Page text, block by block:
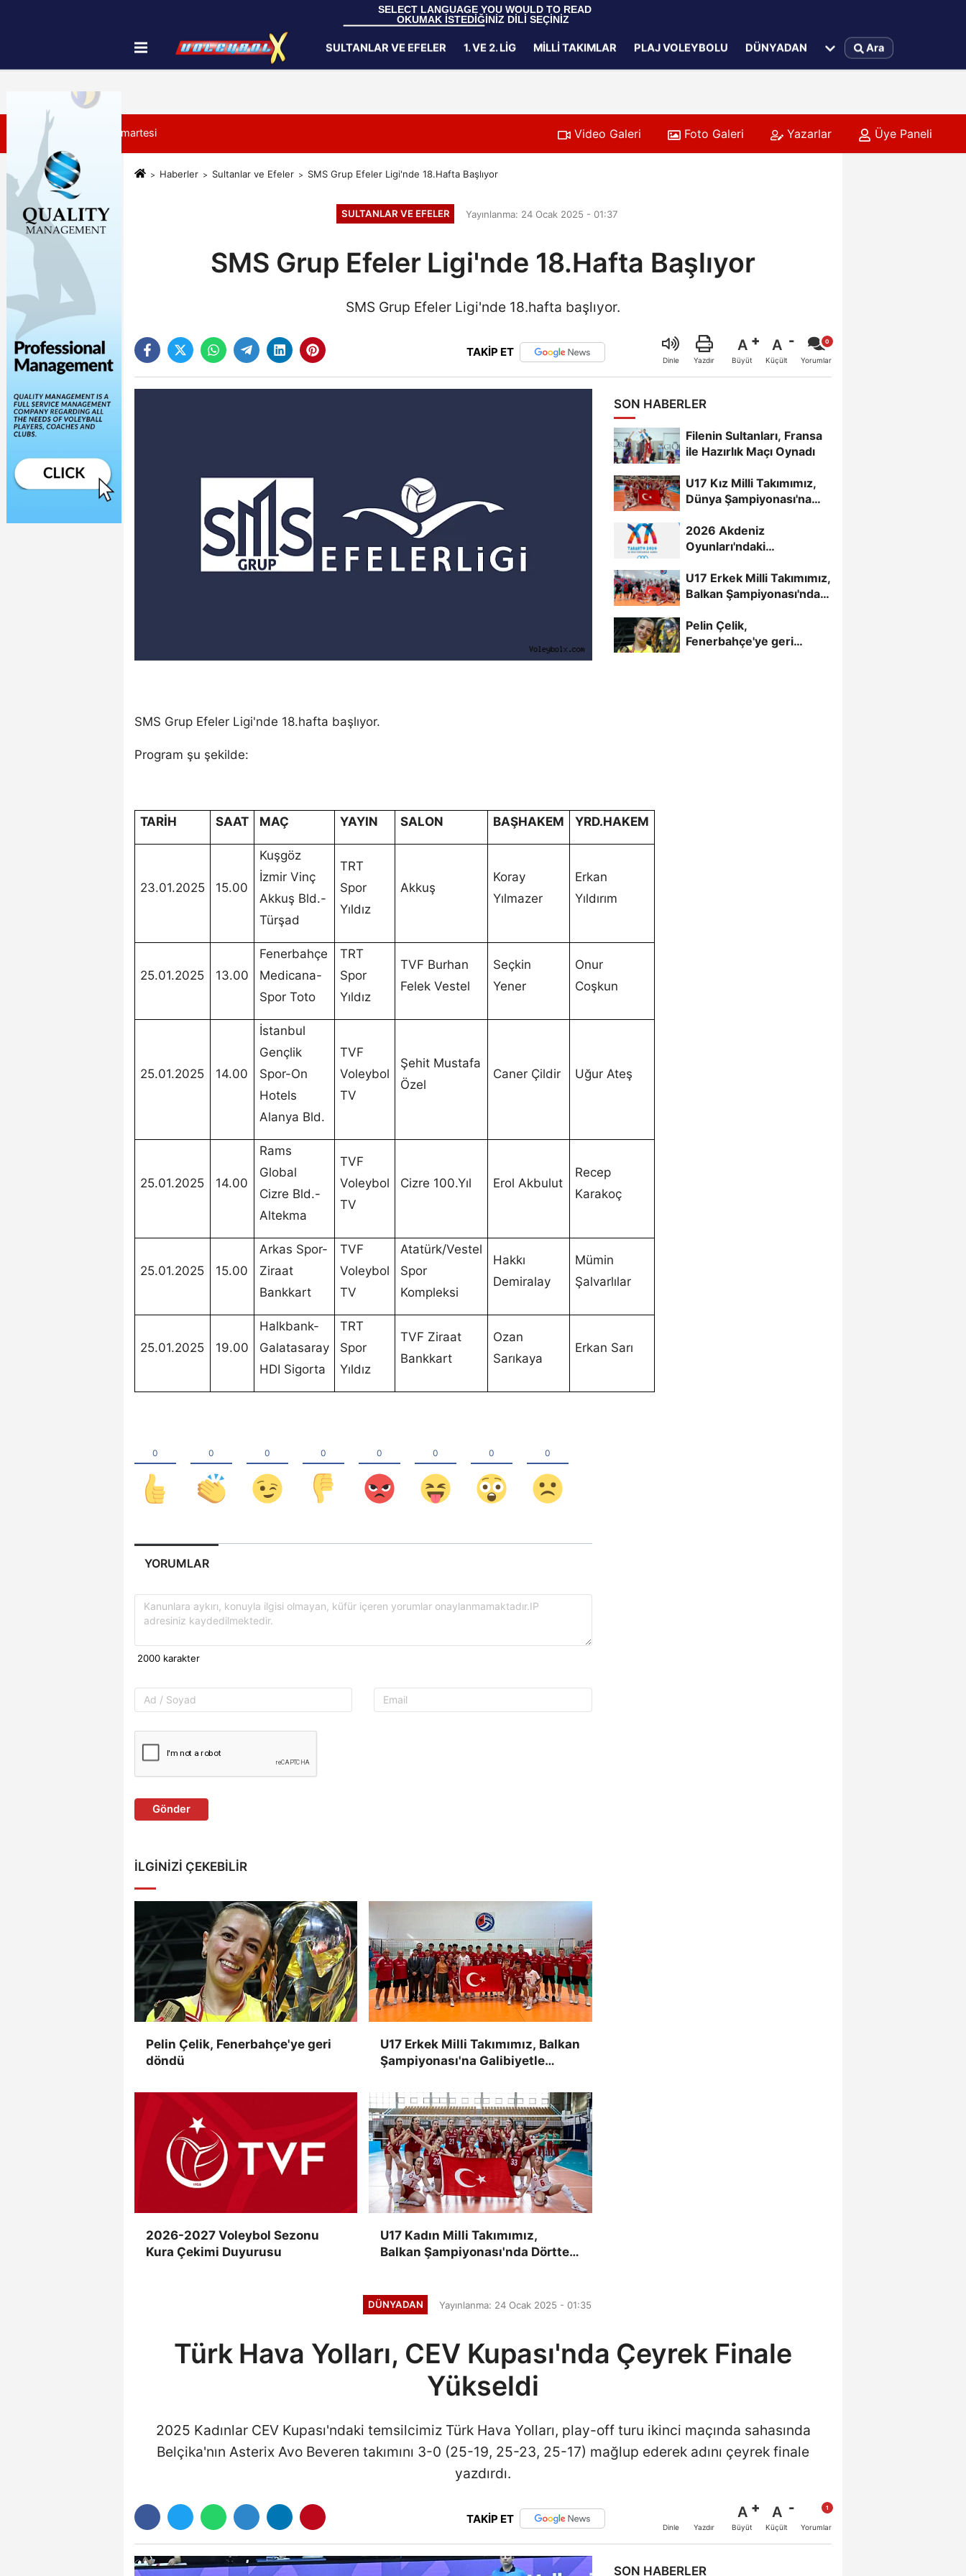
SELECT LANGUAGE YOU WOULD TO READ
OKUMAK İSTEDİĞİNİZ DİLİ SEÇİNİZ
İletişim Çerez Politikası
SULTANLAR VE EFELER 1. VE 2. LIG MILLI TAKIMLAR PLAJ VOLEYBOLU DÜNYADAN Ara
8 Ağustos 2026, Cumartesi Video Galeri Foto Galeri Yazarlar Üye Paneli
Haberler Sultanlar ve Efeler SMS Grup Efeler Ligi'nde 18.Hafta Başlıyor
SULTANLAR VE EFELER Yayınlanma: 24 Ocak 2025 - 01:37
SMS Grup Efeler Ligi'nde 18.Hafta Başlıyor
SMS Grup Efeler Ligi'nde 18.hafta başlıyor.
TAKİP ET
Dinle Yazdır
A
Büyüt
A
Küçült Yorumlar
SMS Grup Efeler Ligi'nde 18.hafta başlıyor.
Program şu şekilde:
TARİH SAAT MAÇ YAYIN SALON BAŞHAKEM YRD.HAKEM
23.01.2025 15.00
Kuşgöz
İzmir Vinç
Akkuş Bld.-
Türşad
TRT
Spor
Yıldız
Akkuş
Koray
Yılmazer
Erkan
Yıldırım
25.01.2025 13.00
Fenerbahçe
Medicana-
Spor Toto
TRT
Spor
Yıldız
TVF Burhan
Felek Vestel
Seçkin
Yener
Onur
Coşkun
25.01.2025 14.00
İstanbul
Gençlik
Spor-On
Hotels
Alanya Bld.
TVF
Voleybol
TV
Şehit Mustafa
Özel
Caner Çildir Uğur Ateş
25.01.2025 14.00
Rams
Global
Cizre Bld.-
Altekma
TVF
Voleybol
TV
Cizre 100.Yıl Erol Akbulut
Recep
Karakoç
25.01.2025 15.00
Arkas Spor-
Ziraat
Bankkart
TVF
Voleybol
TV
Atatürk/Vestel
Spor
Kompleksi
Hakkı
Demiralay
Mümin
Şalvarlılar
25.01.2025 19.00
Halkbank-
Galatasaray
HDI Sigorta
TRT
Spor
Yıldız
TVF Ziraat
Bankkart
Ozan
Sarıkaya
Erkan Sarı
YORUMLAR
Gönder
İLGINIZI ÇEKEBILIR
Pelin Çelik, Fenerbahçe'ye geri
döndü
U17 Erkek Milli Takımımız, Balkan
Şampiyonası'na Galibiyetle
2026-2027 Voleybol Sezonu
Kura Çekimi Duyurusu
U17 Kadın Milli Takımımız,
Balkan Şampiyonası'nda Dörtte
SON HABERLER
Filenin Sultanları, Fransa
ile Hazırlık Maçı Oynadı
U17 Kız Milli Takımımız,
Dünya Şampiyonası'na
2026 Akdeniz
Oyunları'ndaki
U17 Erkek Milli Takımımız,
Balkan Şampiyonası'nda
Pelin Çelik,
Fenerbahçe'ye geri
DÜNYADAN Yayınlanma: 24 Ocak 2025 - 01:35
Türk Hava Yolları, CEV Kupası'nda Çeyrek Finale
Yükseldi
2025 Kadınlar CEV Kupası'ndaki temsilcimiz Türk Hava Yolları, play-off turu ikinci maçında sahasında
Belçika'nın Asterix Avo Beveren takımını 3-0 (25-19, 25-23, 25-17) mağlup ederek adını çeyrek finale
yazdırdı.
TAKİP ET
Dinle Yazdır
A
Büyüt
A
Küçült Yorumlar
SON HABERLER